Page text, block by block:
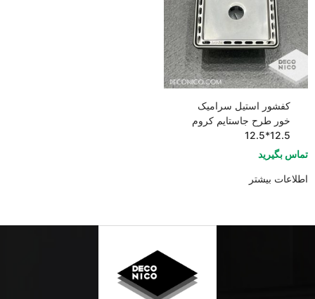
کفشور استیل سرامیک
خور طرح جاستایم کروم
12.5*12.5
تماس بگیرید
اطلاعات بیشتر